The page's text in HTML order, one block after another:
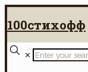
100стихофф
✕